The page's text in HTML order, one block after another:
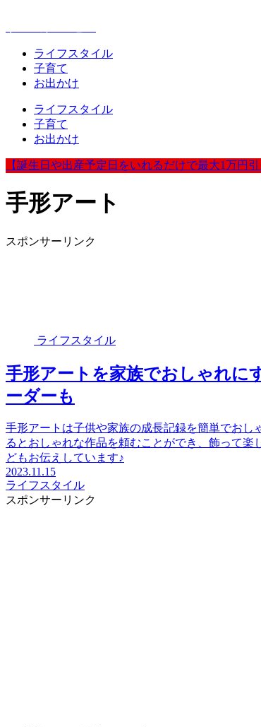
ライフスタイル
子育て
お出かけ
ライフスタイル
子育て
お出かけ
【誕生日や出産予定日をいれるだけで最大1万円
手形アート
スポンサーリンク
ライフスタイル
手形アートを家族でおしゃれに
ーダーも
手形アートは子供や家族の成長記録を簡単でおし
るとおしゃれな作品を頼むことができ、飾って
どもお伝えしています♪
2023.11.15
ライフスタイル
スポンサーリンク